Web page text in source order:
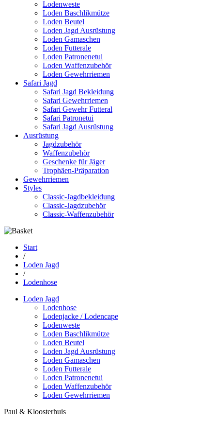
Lodenweste
Loden Baschlikmütze
Loden Beutel
Loden Jagd Ausrüstung
Loden Gamaschen
Loden Futterale
Loden Patronenetui
Loden Waffenzubehör
Loden Gewehrriemen
Safari Jagd
Safari Jagd Bekleidung
Safari Gewehrriemen
Safari Gewehr Futteral
Safari Patronetui
Safari Jagd Ausrüstung
Ausrüstung
Jagdzubehör
Waffenzubehör
Geschenke für Jäger
Trophäen-Präparation
Gewehrriemen
Styles
Classic-Jagdbekleidung
Classic-Jagdzubehör
Classic-Waffenzubehör
Start
/
Loden Jagd
/
Lodenhose
Loden Jagd
Lodenhose
Lodenjacke / Lodencape
Lodenweste
Loden Baschlikmütze
Loden Beutel
Loden Jagd Ausrüstung
Loden Gamaschen
Loden Futterale
Loden Patronenetui
Loden Waffenzubehör
Loden Gewehrriemen
Paul & Kloosterhuis